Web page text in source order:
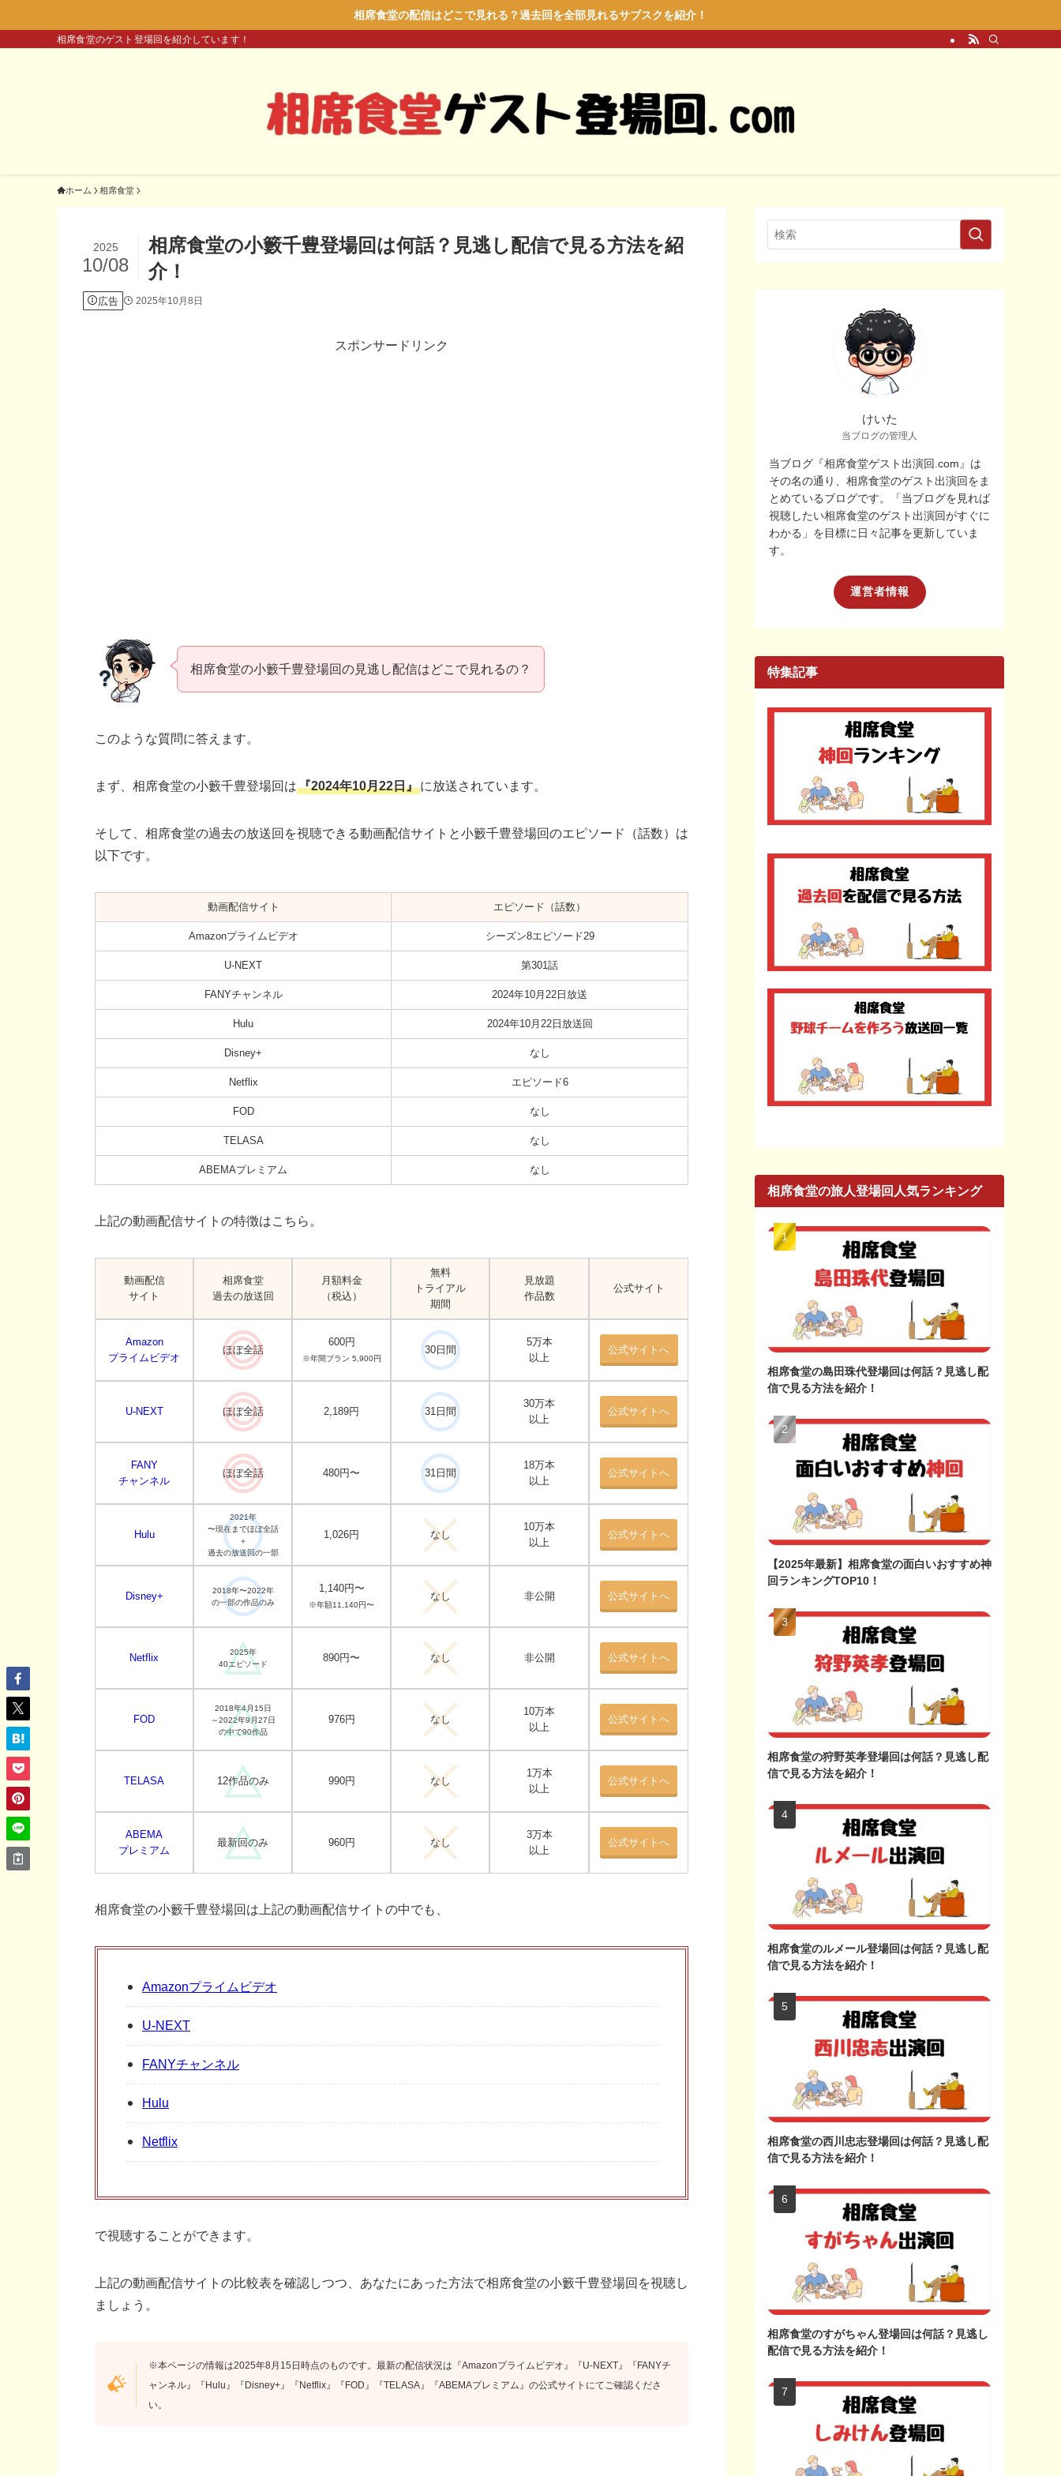
相席食堂の配信はどこで見れる？過去回を全部見れるサブスクを紹介！
相席食堂のゲスト登場回を紹介しています！
ホーム 相席食堂
相席食堂の小籔千豊登場回は何話？見逃し配信で見る方法を紹
介！
2025
10/08
広告 2025年10月8日
スポンサードリンク
相席食堂の小籔千豊登場回の見逃し配信はどこで見れるの？
このような質問に答えます。
まず、相席食堂の小籔千豊登場回は『2024年10月22日』に放送されています。
そして、相席食堂の過去の放送回を視聴できる動画配信サイトと小籔千豊登場回のエピソード（話数）は
以下です。
動画配信サイト エピソード（話数）
Amazonプライムビデオ シーズン8エピソード29
U-NEXT 第301話
FANYチャンネル 2024年10月22日放送
Hulu 2024年10月22日放送回
Disney+ なし
Netflix エピソード6
FOD なし
TELASA なし
ABEMAプレミアム なし
上記の動画配信サイトの特徴はこちら。
動画配信
サイト
相席食堂
過去の放送回
月額料金
（税込）
無料
トライアル
期間
見放題
作品数
公式サイト
Amazon
プライムビデオ
ほぼ全話
600円
※年間プラン 5,900円
30日間
5万本
以上
公式サイトへ
U-NEXT ほぼ全話 2,189円 31日間
30万本
以上
公式サイトへ
FANY
チャンネル
ほぼ全話 480円〜 31日間
18万本
以上
公式サイトへ
Hulu
2021年
〜現在までほぼ全話
＋
過去の放送回の一部
1,026円 なし
10万本
以上
公式サイトへ
Disney+
2018年〜2022年
の一部の作品のみ
1,140円〜
※年額11,140円〜
なし 非公開 公式サイトへ
Netflix
2025年
40エピソード
890円〜 なし 非公開 公式サイトへ
FOD
2018年4月15日
～2022年9月27日
の中で90作品
976円 なし
10万本
以上
公式サイトへ
TELASA 12作品のみ 990円 なし
1万本
以上
公式サイトへ
ABEMA
プレミアム
最新回のみ 960円 なし
3万本
以上
公式サイトへ
相席食堂の小籔千豊登場回は上記の動画配信サイトの中でも、
Amazonプライムビデオ
U-NEXT
FANYチャンネル
Hulu
Netflix
で視聴することができます。
上記の動画配信サイトの比較表を確認しつつ、あなたにあった方法で相席食堂の小籔千豊登場回を視聴し
ましょう。
※本ページの情報は2025年8月15日時点のものです。最新の配信状況は『Amazonプライムビデオ』『U-NEXT』『FANYチ
ャンネル』『Hulu』『Disney+』『Netflix』『FOD』『TELASA』『ABEMAプレミアム』の公式サイトにてご確認くださ
い。
けいた
当ブログの管理人
当ブログ『相席食堂ゲスト出演回.com』は
その名の通り、相席食堂のゲスト出演回をま
とめているブログです。「当ブログを見れば
視聴したい相席食堂のゲスト出演回がすぐに
わかる」を目標に日々記事を更新していま
す。
運営者情報
特集記事
相席食堂の旅人登場回人気ランキング
相席食堂の島田珠代登場回は何話？見逃し配
信で見る方法を紹介！
【2025年最新】相席食堂の面白いおすすめ神
回ランキングTOP10！
相席食堂の狩野英孝登場回は何話？見逃し配
信で見る方法を紹介！
相席食堂のルメール登場回は何話？見逃し配
信で見る方法を紹介！
相席食堂の西川忠志登場回は何話？見逃し配
信で見る方法を紹介！
相席食堂のすがちゃん登場回は何話？見逃し
配信で見る方法を紹介！